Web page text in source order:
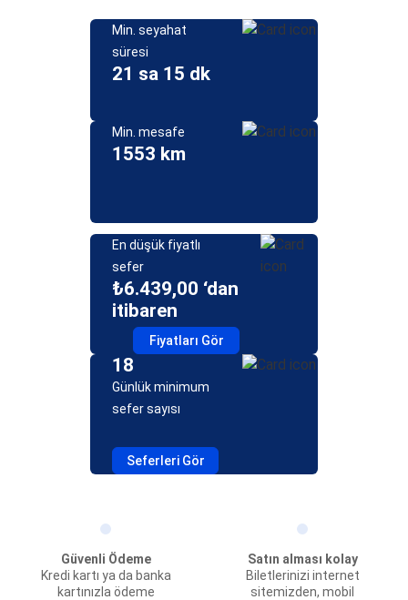
Min. seyahat
süresi
21 sa 15 dk
Min. mesafe
1553 km
En düşük fiyatlı
sefer
₺6.439,00 ‘dan
itibaren
Fiyatları Gör
18
Günlük minimum
sefer sayısı
Seferleri Gör
Güvenli Ödeme
Kredi kartı ya da banka
kartınızla ödeme
Satın alması kolay
Biletlerinizi internet
sitemizden, mobil